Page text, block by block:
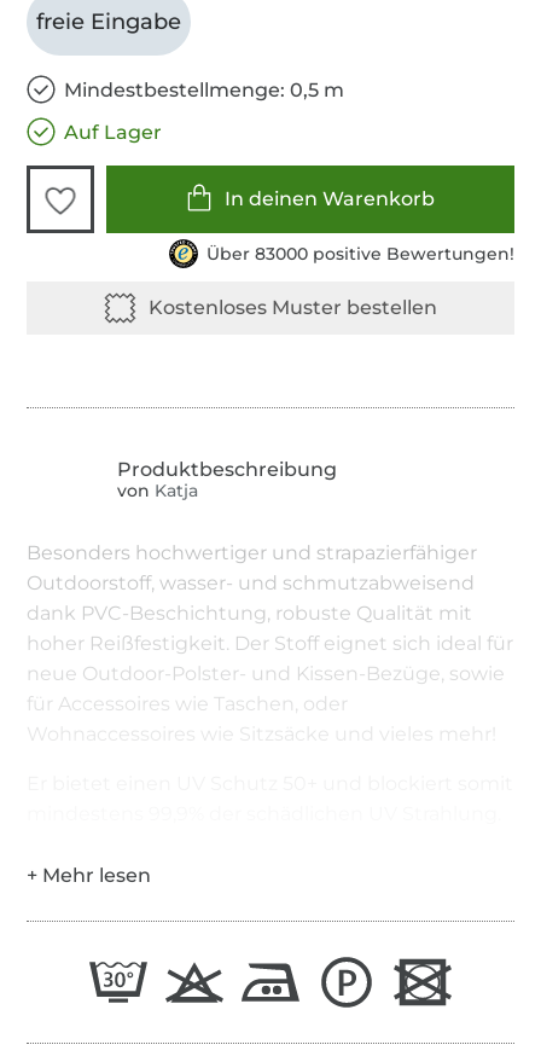
freie Eingabe
Mindestbestellmenge: 0,5 m
Auf Lager
In deinen Warenkorb
Über 83000 positive Bewertungen!
von Katja
Besonders hochwertiger und strapazierfähiger
Outdoorstoff, wasser- und schmutzabweisend
dank PVC-Beschichtung, robuste Qualität mit
hoher Reißfestigkeit. Der Stoff eignet sich ideal für
neue Outdoor-Polster- und Kissen-Bezüge, sowie
für Accessoires wie Taschen, oder
Wohnaccessoires wie Sitzsäcke und vieles mehr!